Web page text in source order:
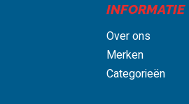
INFORMATIE
Over ons
Merken
Categorieën